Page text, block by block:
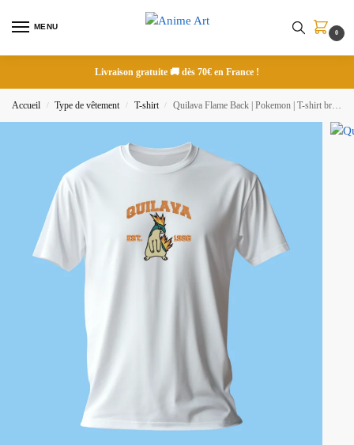
MENU
0
Livraison gratuite 🚚 dès 70€ en France !
Accueil / Type de vêtement / T-shirt / Quilava Flame Back | Pokemon | T-shirt brodé